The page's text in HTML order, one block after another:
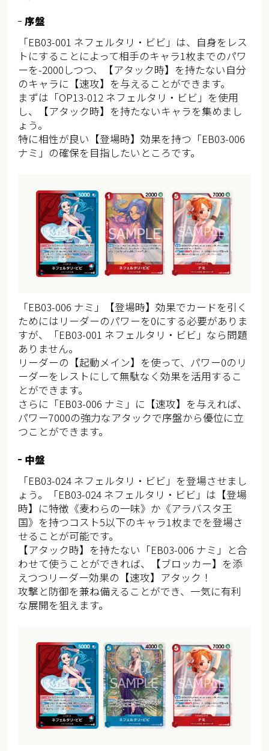
序盤
「EB03-001 ネフェルタリ・ビビ」は、自身をレス
トにすることによって相手のキャラ1枚までのパワ
ーを-2000しつつ、【アタック時】を持たない自分
のキャラに【速攻】を与えることができます。
まずは「OP13-012 ネフェルタリ・ビビ」を使用
し、【アタック時】を持たないキャラを集めまし
ょう。
特に相性が良い【登場時】効果を持つ「EB03-006
ナミ」の確保を目指したいところです。
「EB03-006 ナミ」【登場時】効果でカードを引く
ためにはリーダーのパワーを0にする必要がありま
すが、「EB03-001 ネフェルタリ・ビビ」なら問題
ありません。
リーダーの【起動メイン】を使って、パワー0のリ
ーダーをレストにして無駄なく効果を活用するこ
とができます。
さらに「EB03-006 ナミ」に【速攻】を与えれば、
パワー7000の強力なアタックで序盤から優位に立
つことができます。
中盤
「EB03-024 ネフェルタリ・ビビ」を登場させまし
ょう。「EB03-024 ネフェルタリ・ビビ」は【登場
時】に特徴《麦わらの一味》か《アラバスタ王
国》を持つコスト5以下のキャラ1枚までを登場さ
せることが可能です。
【アタック時】を持たない「EB03-006 ナミ」と合
わせて使うことができれば、【ブロッカー】を添
えつつリーダー効果の【速攻】アタック！
攻撃と防御を兼ね備えることができ、一気に有利
な展開を狙えます。